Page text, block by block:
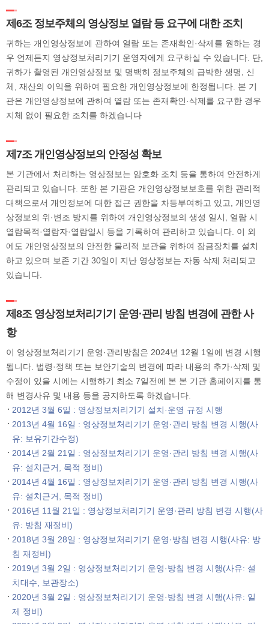
제6조 정보주체의 영상정보 열람 등 요구에 대한 조치
귀하는 개인영상정보에 관하여 열람 또는 존재확인·삭제를 원하는 경
우 언제든지 영상정보처리기기 운영자에게 요구하실 수 있습니다. 단,
귀하가 촬영된 개인영상정보 및 명백히 정보주체의 급박한 생명, 신
체, 재산의 이익을 위하여 필요한 개인영상정보에 한정됩니다. 본 기
관은 개인영상정보에 관하여 열람 또는 존재확인·삭제를 요구한 경우
지체 없이 필요한 조치를 하겠습니다
제7조 개인영상정보의 안정성 확보
본 기관에서 처리하는 영상정보는 암호화 조치 등을 통하여 안전하게
관리되고 있습니다. 또한 본 기관은 개인영상정보보호를 위한 관리적
대책으로서 개인정보에 대한 접근 권한을 차등부여하고 있고, 개인영
상정보의 위·변조 방지를 위하여 개인영상정보의 생성 일시, 열람 시
열람목적·열람자·열람일시 등을 기록하여 관리하고 있습니다. 이 외
에도 개인영상정보의 안전한 물리적 보관을 위하여 잠금장치를 설치
하고 있으며 보존 기간 30일이 지난 영상정보는 자동 삭제 처리되고
있습니다.
제8조 영상정보처리기기 운영·관리 방침 변경에 관한 사
항
이 영상정보처리기기 운영·관리방침은 2024년 12월 1일에 변경 시행
됩니다. 법령·정책 또는 보안기술의 변경에 따라 내용의 추가·삭제 및
수정이 있을 시에는 시행하기 최소 7일전에 본 본 기관 홈페이지를 통
해 변경사유 및 내용 등을 공지하도록 하겠습니다.
2012년 3월 6일 : 영상정보처리기기 설치·운영 규정 시행
2013년 4월 16일 : 영상정보처리기기 운영·관리 방침 변경 시행(사
유: 보유기간수정)
2014년 2월 21일 : 영상정보처리기기 운영·관리 방침 변경 시행(사
유: 설치근거, 목적 정비)
2014년 4월 16일 : 영상정보처리기기 운영·관리 방침 변경 시행(사
유: 설치근거, 목적 정비)
2016년 11월 21일 : 영상정보처리기기 운영·관리 방침 변경 시행(사
유: 방침 재정비)
2018년 3월 28일 : 영상정보처리기기 운영·방침 변경 시행(사유: 방
침 재정비)
2019년 3월 2일 : 영상정보처리기기 운영·방침 변경 시행(사유: 설
치대수, 보관장소)
2020년 3월 2일 : 영상정보처리기기 운영·방침 변경 시행(사유: 일
제 정비)